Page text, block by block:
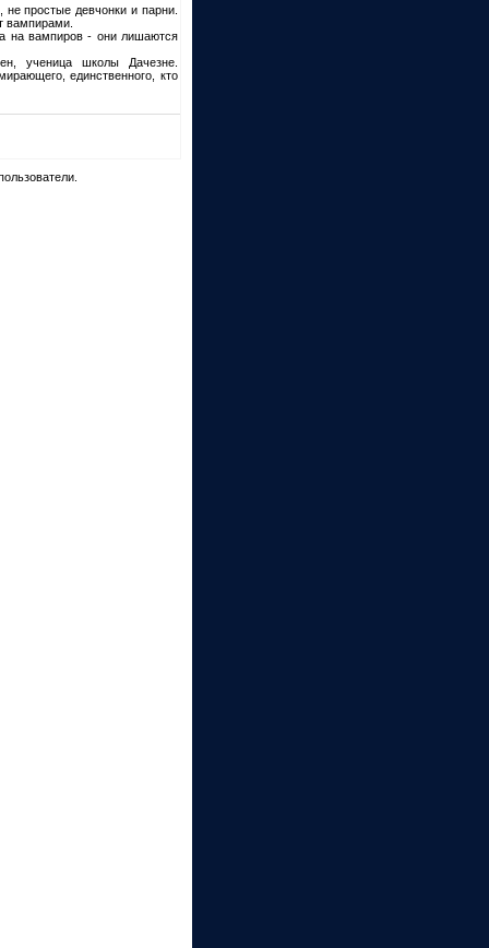
простые девчонки и парни.
вампирами.
на вампиров - они лишаются
ученица школы Дачезне.
единственного, кто